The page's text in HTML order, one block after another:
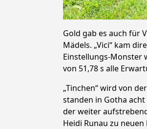
Gold gab es auch für
Mädels. „Vici“ kam
Einstellungs-Monster
von 51,78 s alle
„Tinchen“ wird von
standen in Gotha
der weiter
Heidi Runau zu